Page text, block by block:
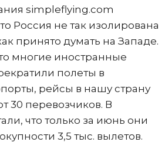
simpleflying.com
Россия не так изолирована
принято думать на Западе.
многие иностранные
полеты в
рейсы в нашу страну
30 перевозчиков. В
что только за июнь они
3,5 тыс. вылетов.